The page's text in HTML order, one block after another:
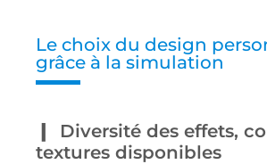
Le choix du design
grâce à la simulation
Diversité des effets,
textures disponibles